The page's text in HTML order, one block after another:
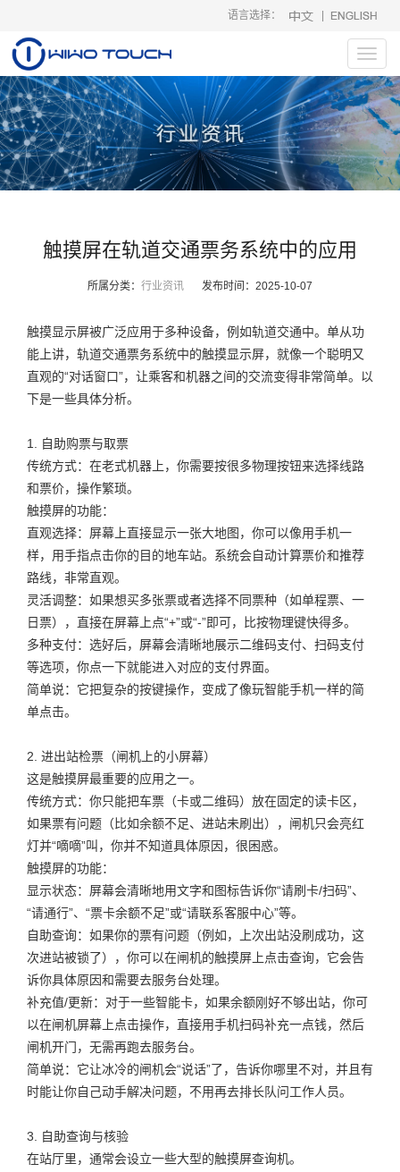
语言选择：
触摸屏在轨道交通票务系统中的应用
所属分类： 行业资讯 发布时间： 2025-10-07
触摸显示屏被广泛应用于多种设备，例如轨道交通中。单从功
能上讲，轨道交通票务系统中的触摸显示屏，就像一个聪明又
直观的“对话窗口”，让乘客和机器之间的交流变得非常简单。以
下是一些具体分析。
1. 自助购票与取票
传统方式：在老式机器上，你需要按很多物理按钮来选择线路
和票价，操作繁琐。
触摸屏的功能：
直观选择：屏幕上直接显示一张大地图，你可以像用手机一
样，用手指点击你的目的地车站。系统会自动计算票价和推荐
路线，非常直观。
灵活调整：如果想买多张票或者选择不同票种（如单程票、一
日票），直接在屏幕上点“+”或“-”即可，比按物理键快得多。
多种支付：选好后，屏幕会清晰地展示二维码支付、扫码支付
等选项，你点一下就能进入对应的支付界面。
简单说：它把复杂的按键操作，变成了像玩智能手机一样的简
单点击。
2. 进出站检票（闸机上的小屏幕）
这是触摸屏最重要的应用之一。
传统方式：你只能把车票（卡或二维码）放在固定的读卡区，
如果票有问题（比如余额不足、进站未刷出），闸机只会亮红
灯并“嘀嘀”叫，你并不知道具体原因，很困惑。
触摸屏的功能：
显示状态：屏幕会清晰地用文字和图标告诉你“请刷卡/扫码”、
“请通行”、“票卡余额不足”或“请联系客服中心”等。
自助查询：如果你的票有问题（例如，上次出站没刷成功，这
次进站被锁了），你可以在闸机的触摸屏上点击查询，它会告
诉你具体原因和需要去服务台处理。
补充值/更新：对于一些智能卡，如果余额刚好不够出站，你可
以在闸机屏幕上点击操作，直接用手机扫码补充一点钱，然后
闸机开门，无需再跑去服务台。
简单说：它让冰冷的闸机会“说话”了，告诉你哪里不对，并且有
时能让你自己动手解决问题，不用再去排长队问工作人员。
3. 自助查询与核验
在站厅里，通常会设立一些大型的触摸屏查询机。